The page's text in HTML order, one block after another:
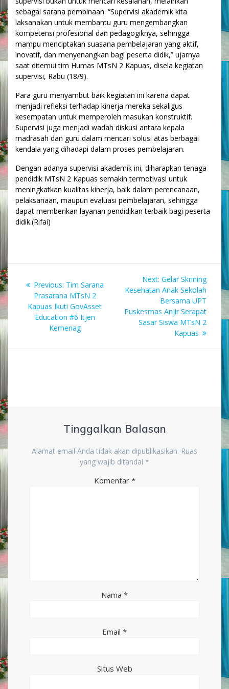
sebagai sarana pembinaan. “Supervisi akademik kita
laksanakan untuk membantu guru mengembangkan
kompetensi profesional dan pedagogiknya, sehingga
mampu menciptakan suasana pembelajaran yang aktif,
inovatif, dan menyenangkan bagi peserta didik,” ujarnya
saat ditemui tim Humas MTsN 2 Kapuas, disela kegiatan
supervisi, Rabu (18/9).
Para guru menyambut baik kegiatan ini karena dapat
menjadi refleksi terhadap kinerja mereka sekaligus
kesempatan untuk memperoleh masukan konstruktif.
Supervisi juga menjadi wadah diskusi antara kepala
madrasah dan guru dalam mencari solusi atas berbagai
kendala yang dihadapi dalam proses pembelajaran.
Dengan adanya supervisi akademik ini, diharapkan tenaga
pendidik MTsN 2 Kapuas semakin termotivasi untuk
meningkatkan kualitas kinerja, baik dalam perencanaan,
pelaksanaan, maupun evaluasi pembelajaran, sehingga
dapat memberikan layanan pendidikan terbaik bagi peserta
didik.(Rifai)
posPrevious: Previous
post:
Tim Sarana
Prasarana MTsN 2
Kapuas Ikuti GovAsset
Education #6 Itjen
Kemenag
Next: Next
post:
Gelar Skrining
Kesehatan Anak Sekolah
Bersama UPT
Puskesmas Anjir Serapat
Sasar Siswa MTsN 2
Kapuas
Tinggalkan Balasan
Alamat email Anda tidak akan dipublikasikan. Ruas
yang wajib ditandai *
Komentar *
Nama *
Email *
Situs Web